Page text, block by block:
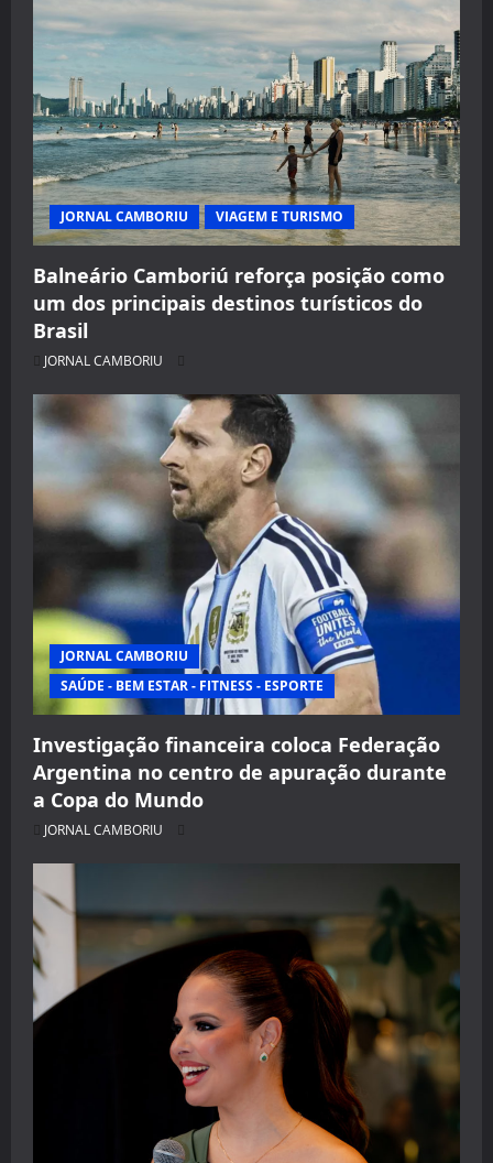
JORNAL CAMBORIU VIAGEM E TURISMO
Balneário Camboriú reforça posição como
um dos principais destinos turísticos do
Brasil
JORNAL CAMBORIU
JORNAL CAMBORIU
SAÚDE - BEM ESTAR - FITNESS - ESPORTE
Investigação financeira coloca Federação
Argentina no centro de apuração durante
a Copa do Mundo
JORNAL CAMBORIU